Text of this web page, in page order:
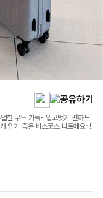
한 무드 가득- 입고벗기 편하도
입기 좋은 비스코스 니트에요~!